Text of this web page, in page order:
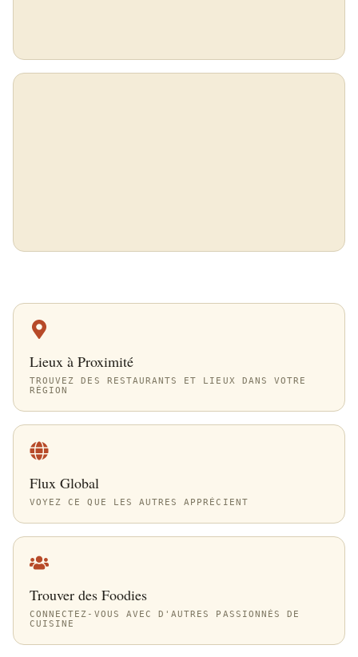
Lieux à Proximité
TROUVEZ DES RESTAURANTS ET LIEUX DANS VOTRE
RÉGION
Flux Global
VOYEZ CE QUE LES AUTRES APPRÉCIENT
Trouver des Foodies
CONNECTEZ-VOUS AVEC D'AUTRES PASSIONNÉS DE
CUISINE